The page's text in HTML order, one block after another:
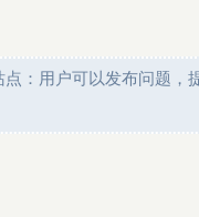
：用户可以发布问题